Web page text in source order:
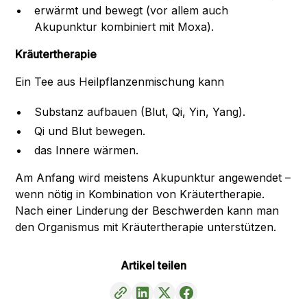
erwärmt und bewegt (vor allem auch
Akupunktur kombiniert mit Moxa).
Kräutertherapie
Ein Tee aus Heilpflanzenmischung kann
Substanz aufbauen (Blut, Qi, Yin, Yang).
Qi und Blut bewegen.
das Innere wärmen.
Am Anfang wird meistens Akupunktur angewendet –
wenn nötig in Kombination von Kräutertherapie.
Nach einer Linderung der Beschwerden kann man
den Organismus mit Kräutertherapie unterstützen.
Artikel teilen